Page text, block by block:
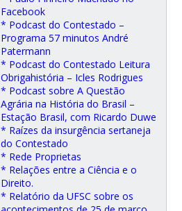
Facebook
* Podcast do Contestado –
Programa 57 minutos André
Patermann
* Podcast do Contestado Leitura
Obrigahistória – Icles Rodrigues
* Podcast sobre A Questão
Agrária na História do Brasil –
Estação Brasil, com Ricardo Duwe
* Raízes da insurgência sertaneja
do Contestado
* Rede Proprietas
* Relações entre a Ciência e o
Direito.
* Relatório da UFSC sobre os